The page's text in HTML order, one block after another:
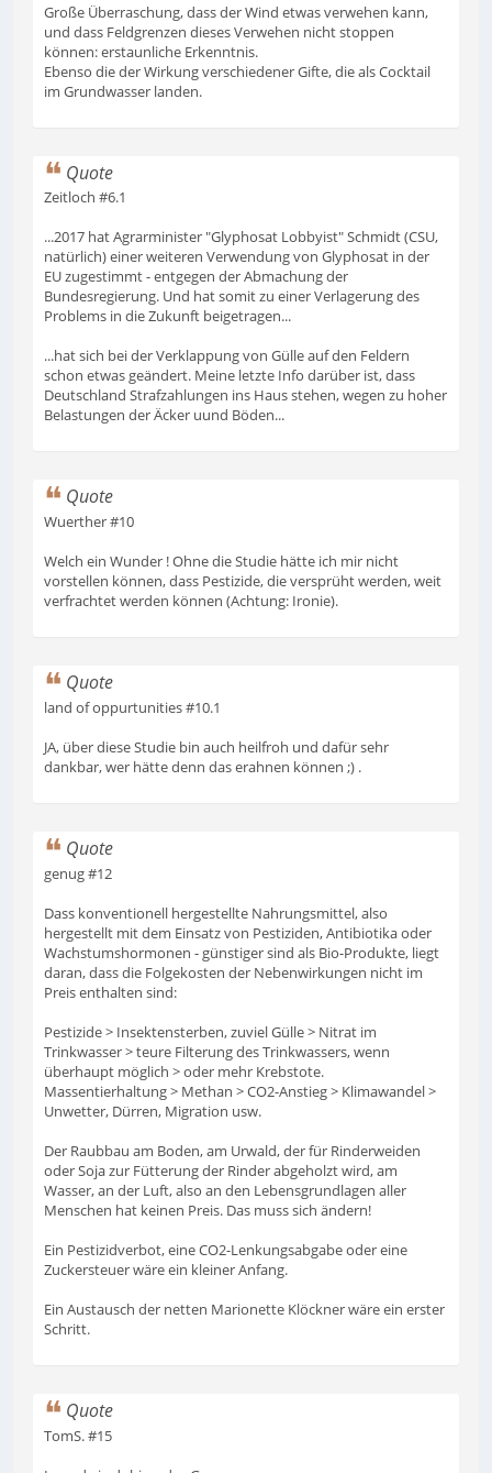
Große Überraschung, dass der Wind etwas verwehen kann,
und dass Feldgrenzen dieses Verwehen nicht stoppen
können: erstaunliche Erkenntnis.
Ebenso die der Wirkung verschiedener Gifte, die als Cocktail
im Grundwasser landen.
Quote
Zeitloch #6.1
...2017 hat Agrarminister "Glyphosat Lobbyist" Schmidt (CSU,
natürlich) einer weiteren Verwendung von Glyphosat in der
EU zugestimmt - entgegen der Abmachung der
Bundesregierung. Und hat somit zu einer Verlagerung des
Problems in die Zukunft beigetragen...
...hat sich bei der Verklappung von Gülle auf den Feldern
schon etwas geändert. Meine letzte Info darüber ist, dass
Deutschland Strafzahlungen ins Haus stehen, wegen zu hoher
Belastungen der Äcker uund Böden...
Quote
Wuerther #10
Welch ein Wunder ! Ohne die Studie hätte ich mir nicht
vorstellen können, dass Pestizide, die versprüht werden, weit
verfrachtet werden können (Achtung: Ironie).
Quote
land of oppurtunities #10.1
JA, über diese Studie bin auch heilfroh und dafür sehr
dankbar, wer hätte denn das erahnen können ;) .
Quote
genug #12
Dass konventionell hergestellte Nahrungsmittel, also
hergestellt mit dem Einsatz von Pestiziden, Antibiotika oder
Wachstumshormonen - günstiger sind als Bio-Produkte, liegt
daran, dass die Folgekosten der Nebenwirkungen nicht im
Preis enthalten sind:
Pestizide > Insektensterben, zuviel Gülle > Nitrat im
Trinkwasser > teure Filterung des Trinkwassers, wenn
überhaupt möglich > oder mehr Krebstote.
Massentierhaltung > Methan > CO2-Anstieg > Klimawandel >
Unwetter, Dürren, Migration usw.
Der Raubbau am Boden, am Urwald, der für Rinderweiden
oder Soja zur Fütterung der Rinder abgeholzt wird, am
Wasser, an der Luft, also an den Lebensgrundlagen aller
Menschen hat keinen Preis. Das muss sich ändern!
Ein Pestizidverbot, eine CO2-Lenkungsabgabe oder eine
Zuckersteuer wäre ein kleiner Anfang.
Ein Austausch der netten Marionette Klöckner wäre ein erster
Schritt.
Quote
TomS. #15